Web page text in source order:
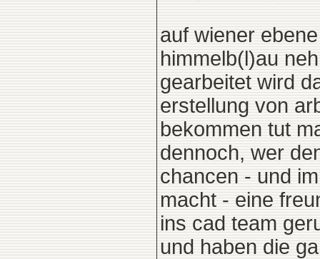
auf wiener
himmelb(l)au
gearbeitet wird
erstellung von
bekommen tut
dennoch, wer
chancen - und
macht - eine
ins cad team
und haben die